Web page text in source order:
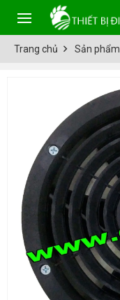
Trang chủ Sản phẩm